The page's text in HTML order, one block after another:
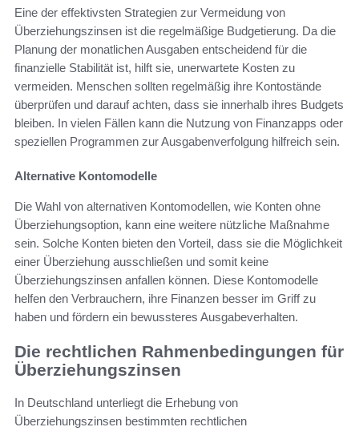
Eine der effektivsten Strategien zur Vermeidung von
Überziehungszinsen ist die regelmäßige Budgetierung. Da die
Planung der monatlichen Ausgaben entscheidend für die
finanzielle Stabilität ist, hilft sie, unerwartete Kosten zu
vermeiden. Menschen sollten regelmäßig ihre Kontostände
überprüfen und darauf achten, dass sie innerhalb ihres Budgets
bleiben. In vielen Fällen kann die Nutzung von Finanzapps oder
speziellen Programmen zur Ausgabenverfolgung hilfreich sein.
Alternative Kontomodelle
Die Wahl von alternativen Kontomodellen, wie Konten ohne
Überziehungsoption, kann eine weitere nützliche Maßnahme
sein. Solche Konten bieten den Vorteil, dass sie die Möglichkeit
einer Überziehung ausschließen und somit keine
Überziehungszinsen anfallen können. Diese Kontomodelle
helfen den Verbrauchern, ihre Finanzen besser im Griff zu
haben und fördern ein bewussteres Ausgabeverhalten.
Die rechtlichen Rahmenbedingungen für
Überziehungszinsen
In Deutschland unterliegt die Erhebung von
Überziehungszinsen bestimmten rechtlichen